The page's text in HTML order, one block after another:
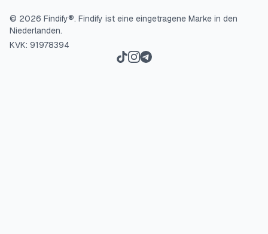
© 2026 Findify®. Findify ist eine eingetragene Marke in den
Niederlanden.
KVK: 91978394